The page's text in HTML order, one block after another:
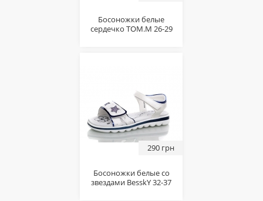
Босоножки белые
сердечко TOM.M 26-29
290 грн
Босоножки белые cо
звездами BesskY 32-37